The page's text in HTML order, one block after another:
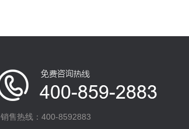
销售热线：400-8592883